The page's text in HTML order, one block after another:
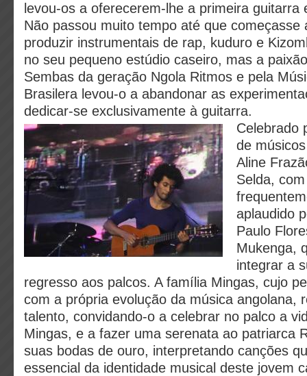
levou-os a oferecerem-lhe a primeira guitarra
Não passou muito tempo até que começasse
produzir instrumentais de rap, kuduro e
no seu pequeno estúdio caseiro, mas a
Sembas da geração Ngola Ritmos e pela
Brasilera levou-o a abandonar as
dedicar-se exclusivamente à guitarra.
Celebrado
de
Aline
Selda,
aplaudido
Paulo
Mukenga,
integrar a
regresso aos palcos. A família Mingas, cujo
com a própria evolução da música angolana,
talento, convidando-o a celebrar no palco a
Mingas, e a fazer uma serenata ao patriarca
suas bodas de ouro, interpretando canções
essencial da identidade musical deste jovem